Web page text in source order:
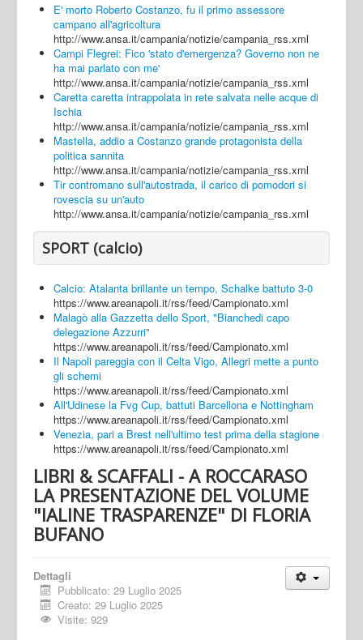
E' morto Roberto Costanzo, fu il primo assessore
campano all'agricoltura
http://www.ansa.it/campania/notizie/campania_rss.xml
Campi Flegrei: Fico 'stato d'emergenza? Governo non ne
ha mai parlato con me'
http://www.ansa.it/campania/notizie/campania_rss.xml
Caretta caretta intrappolata in rete salvata nelle acque di
Ischia
http://www.ansa.it/campania/notizie/campania_rss.xml
Mastella, addio a Costanzo grande protagonista della
politica sannita
http://www.ansa.it/campania/notizie/campania_rss.xml
Tir contromano sull'autostrada, il carico di pomodori si
rovescia su un'auto
http://www.ansa.it/campania/notizie/campania_rss.xml
SPORT (calcio)
Calcio: Atalanta brillante un tempo, Schalke battuto 3-0
https://www.areanapoli.it/rss/feed/Campionato.xml
Malagò alla Gazzetta dello Sport, "Bianchedi capo
delegazione Azzurri"
https://www.areanapoli.it/rss/feed/Campionato.xml
Il Napoli pareggia con il Celta Vigo, Allegri mette a punto
gli schemi
https://www.areanapoli.it/rss/feed/Campionato.xml
All'Udinese la Fvg Cup, battuti Barcellona e Nottingham
https://www.areanapoli.it/rss/feed/Campionato.xml
Venezia, pari a Brest nell'ultimo test prima della stagione
https://www.areanapoli.it/rss/feed/Campionato.xml
LIBRI & SCAFFALI - A ROCCARASO
LA PRESENTAZIONE DEL VOLUME
"IALINE TRASPARENZE" DI FLORIA
BUFANO
Dettagli
Pubblicato: 29 Luglio 2025
Creato: 29 Luglio 2025
Visite: 929